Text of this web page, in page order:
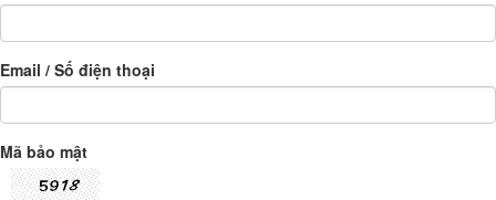
Email / Số điện thoại
Mã bảo mật